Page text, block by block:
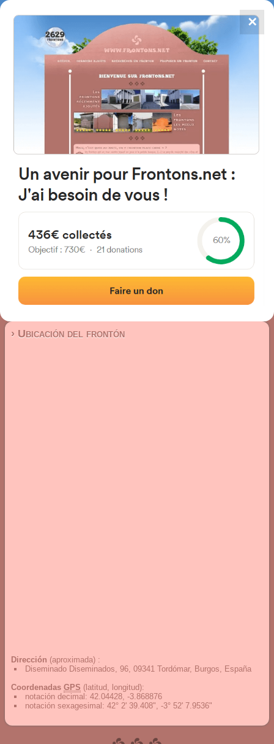
FRONTONS.NET
BUSCAR UN FRONTÓN
AÑADIR UN FRONTÓN
4784
frontones
09341 Tordómar, Burgos
Diseminado Diseminados 96 España
Frontón de pared izquierda
Localización|Fotos|Comentarios y reseñas
› Ubicación del frontón
Dirección (aproximada) :
Diseminado Diseminados, 96, 09341 Tordómar, Burgos, España
Coordenadas GPS (latitud, longitud):
notación decimal : 42.04428, -3.868876
notación sexagesimal : 42° 2' 39.408", -3° 52' 7.9536"
✕